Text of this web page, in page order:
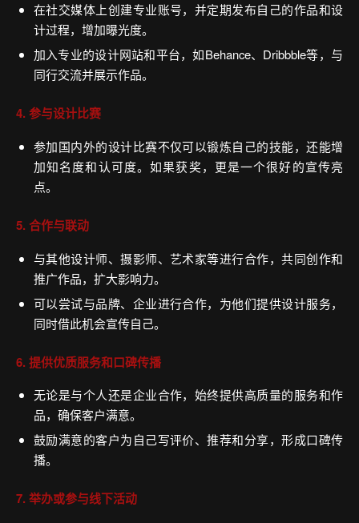
在社交媒体上创建专业账号，并定期发布自己的作品和设
计过程，增加曝光度。
加入专业的设计网站和平台，如Behance、Dribbble等，与
同行交流并展示作品。
4. 参与设计比赛
参加国内外的设计比赛不仅可以锻炼自己的技能，还能增
加知名度和认可度。如果获奖，更是一个很好的宣传亮
点。
5. 合作与联动
与其他设计师、摄影师、艺术家等进行合作，共同创作和
推广作品，扩大影响力。
可以尝试与品牌、企业进行合作，为他们提供设计服务，
同时借此机会宣传自己。
6. 提供优质服务和口碑传播
无论是与个人还是企业合作，始终提供高质量的服务和作
品，确保客户满意。
鼓励满意的客户为自己写评价、推荐和分享，形成口碑传
播。
7. 举办或参与线下活动